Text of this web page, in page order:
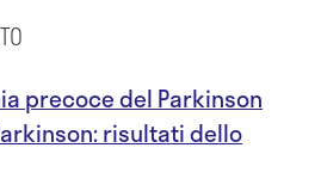
precoce del Parkinson
risultati dello